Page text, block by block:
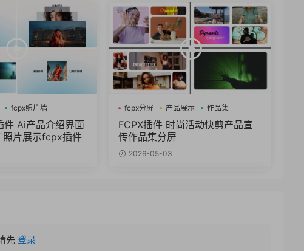
fcpx照片墙
Ai产品介绍界面
照片展示fcpx插件
fcpx分屏 产品展示 作品集
FCPX插件 时尚活动快剪产品宣
传作品集分屏
2026-05-03
先 登录